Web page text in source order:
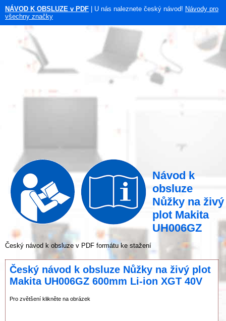
NÁVOD K OBSLUZE v PDF | U nás naleznete český návod! Návody pro
všechny značky
Návod k
obsluze
Nůžky na živý
plot Makita
UH006GZ
Český návod k obsluze v PDF formátu ke stažení
Český návod k obsluze Nůžky na živý plot
Makita UH006GZ 600mm Li-ion XGT 40V
Pro zvětšení klikněte na obrázek